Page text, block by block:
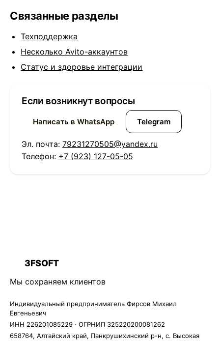
Связанные разделы
Техподдержка
Несколько Avito-аккаунтов
Статус и здоровье интеграции
Если возникнут вопросы
Написать в WhatsApp Telegram
Эл. почта: 79231270505@yandex.ru
Телефон: +7 (923) 127-05-05
3FSOFT
Мы сохраняем клиентов
Индивидуальный предприниматель Фирсов Михаил
Евгеньевич
ИНН 226201085229 · ОГРНИП 325220200081262
658764, Алтайский край, Панкрушихинский р-н, с. Высокая